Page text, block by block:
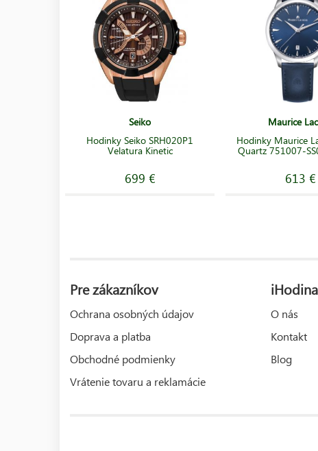
Seiko
Hodinky Seiko SRH020P1
Velatura Kinetic
699 €
Maurice
Hodinky Maurice
Quartz 751007-
613 €
Pre zákazníkov
Ochrana osobných údajov
Doprava a platba
Obchodné podmienky
Vrátenie tovaru a reklamácie
O nás
Kontakt
Blog